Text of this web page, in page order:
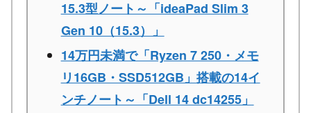
15.3型ノート～「ideaPad Slim 3
Gen 10（15.3）」
14万円未満で「Ryzen 7 250・メモ
リ16GB・SSD512GB」搭載の14イ
ンチノート～「Dell 14 dc14255」